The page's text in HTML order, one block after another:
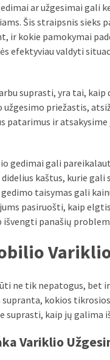
ar užgesimai
Šis straipsnis sieks
ir kokie pamokymai
efektyviau valdyti
suprasti, yra tai,
priežastis,
ir
gedimai gali
kaštus, kurie
taisymas gali
jums pasiruošti, kaip
panašių
ne tik nepatogus, bet
kokios
suprasti, kaip jų
Variklio